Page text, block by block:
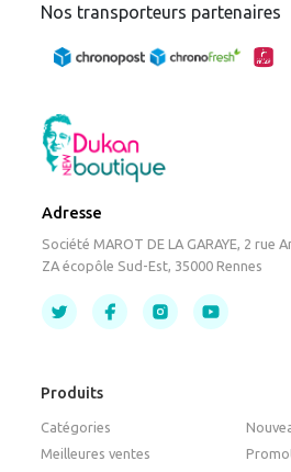
Nos transporteurs partenaires
Adresse
Société MAROT DE LA GARAYE, 2 rue
ZA écopôle Sud-Est, 35000 Rennes
Produits
Catégories
Meilleures ventes